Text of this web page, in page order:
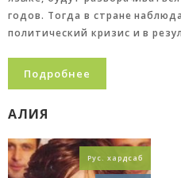
годов. Тогда в стране
политический кризис и в
Подробнее
АЛИЯ
Рус. хардсаб